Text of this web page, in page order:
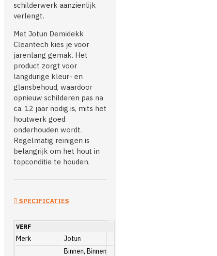
schilderwerk aanzienlijk
verlengt.
Met Jotun Demidekk
Cleantech kies je voor
jarenlang gemak. Het
product zorgt voor
langdurige kleur- en
glansbehoud, waardoor
opnieuw schilderen pas na
ca. 12 jaar nodig is, mits het
houtwerk goed
onderhouden wordt.
Regelmatig reinigen is
belangrijk om het hout in
topconditie te houden.
SPECIFICATIES
VERF
Merk Jotun
Binnen, Binnen